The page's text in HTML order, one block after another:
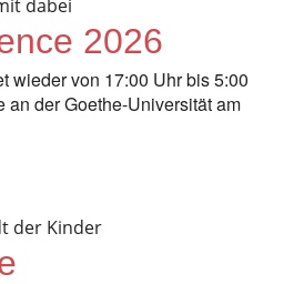
dabei
2026
wieder von 17:00 Uhr bis 5:00
an der Goethe-Universität am
der Kinder